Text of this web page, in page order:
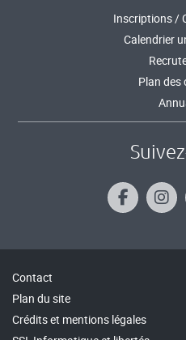
Inscriptions /
Calendrier
Plan des
Contact
Plan du site
Crédits et mentions légales